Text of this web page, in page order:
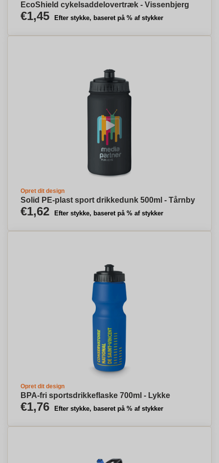
EcoShield cykelsaddelovertræk - Vissenbjerg
€1,45 Efter stykke, baseret på % af stykker
Opret dit design
Solid PE-plast sport drikkedunk 500ml - Tårnby
€1,62 Efter stykke, baseret på % af stykker
Opret dit design
BPA-fri sportsdrikkeflaske 700ml - Lykke
€1,76 Efter stykke, baseret på % af stykker